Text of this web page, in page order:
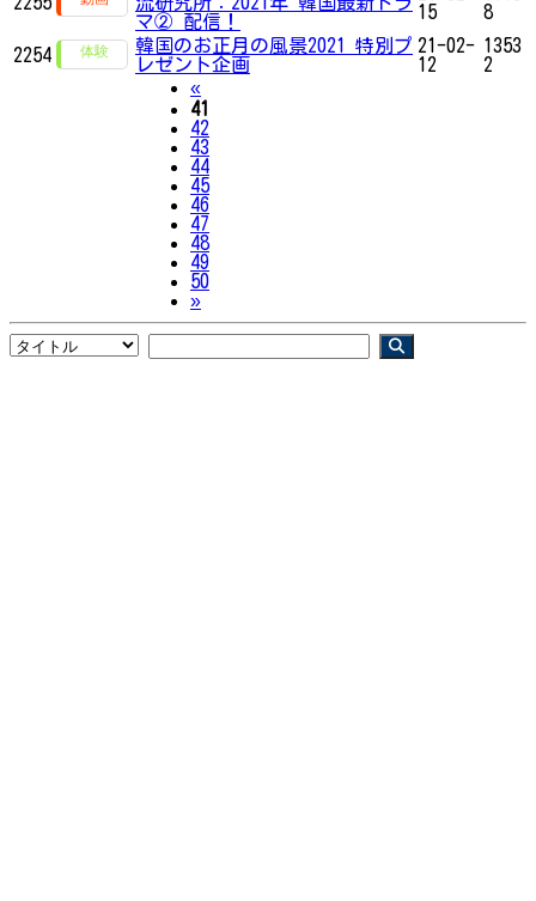
マ② 配信！
15
8
2254
韓国のお正月の風景2021 特別プ
レゼント企画
21-02-
12
1353
2
«Previous
41
42
43
44
45
46
47
48
49
50
»Next